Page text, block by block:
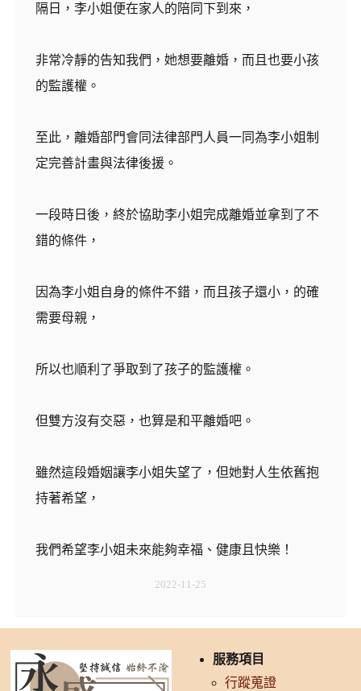
隔日，李小姐便在家人的陪同下到來，
非常冷靜的告知我們，她想要離婚，而且也要小孩
的監護權。
至此，離婚部門會同法律部門人員一同為李小姐制
定完善計畫與法律後援。
一段時日後，終於協助李小姐完成離婚並拿到了不
錯的條件，
因為李小姐自身的條件不錯，而且孩子還小，的確
需要母親，
所以也順利了爭取到了孩子的監護權。
但雙方沒有交惡，也算是和平離婚吧。
雖然這段婚姻讓李小姐失望了，但她對人生依舊抱
持著希望，
我們希望李小姐未來能夠幸福、健康且快樂！
2022-11-25
服務項目
行蹤蒐證